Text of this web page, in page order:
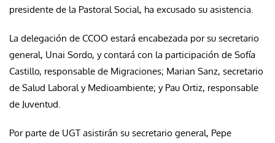
presidente de la Pastoral Social, ha excusado su asistencia.
La delegación de CCOO estará encabezada por su secretario
general, Unai Sordo, y contará con la participación de Sofía
Castillo, responsable de Migraciones; Marian Sanz, secretario
de Salud Laboral y Medioambiente; y Pau Ortiz, responsable
de Juventud.
Por parte de UGT asistirán su secretario general, Pepe